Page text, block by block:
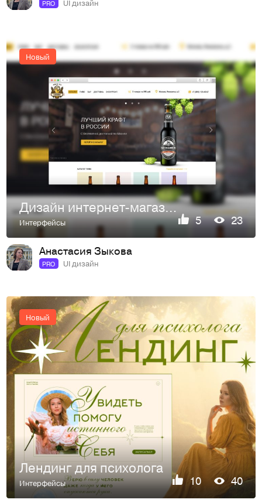
PRO UI дизайн
Новый
Дизайн интернет-магазина крафтового пива: каталог и главная страница
Интерфейсы 5 23
Анастасия Зыкова
PRO UI дизайн
Новый
Лендинг для психолога
Интерфейсы 10 40